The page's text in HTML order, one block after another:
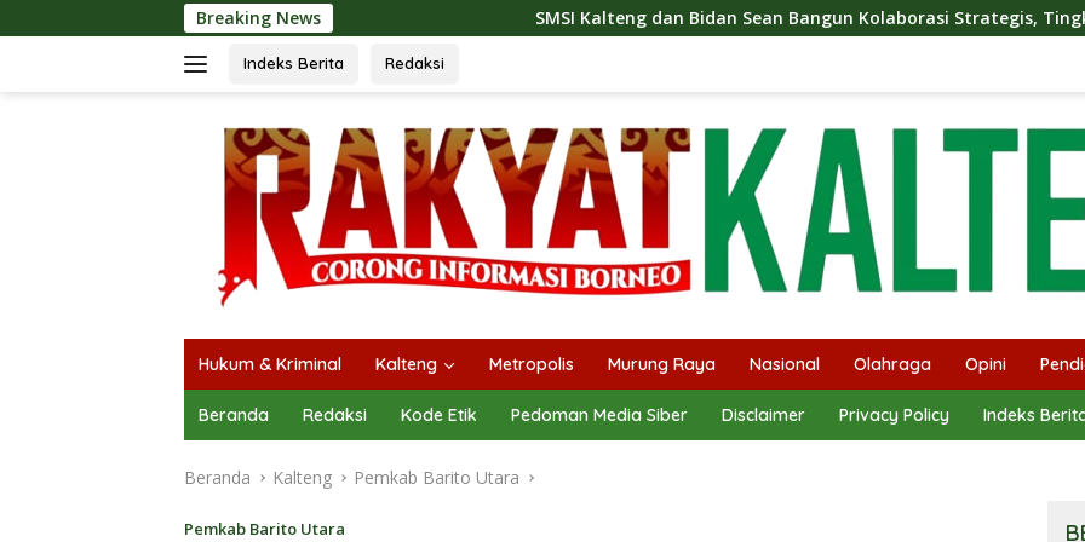
ke
Breaking News SMSI Kalteng dan Bidan Sean Bangun Kolaborasi Strategis, Tingkatkan Edukasi Publik
Indeks Berita Redaksi
Hukum & Kriminal Kalteng Metropolis Murung Raya Nasional Olahraga Opini
Beranda Redaksi Kode Etik Pedoman Media Siber Disclaimer Privacy Policy Indeks
Beranda Kalteng Pemkab Barito Utara
Pemkab Barito Utara